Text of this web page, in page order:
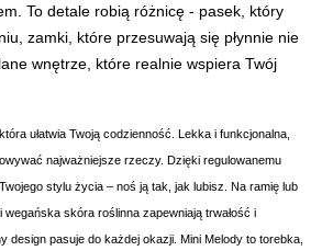
To detale robią różnicę - pasek, który
zamki, które przesuwają się płynnie nie
wnętrze, które realnie wspiera Twój
ułatwia Twoją codzienność. Lekka i funkcjonalna,
najważniejsze rzeczy. Dzięki regulowanemu
stylu życia – noś ją tak, jak lubisz. Na ramię lub
wegańska skóra roślinna zapewniają trwałość i
design pasuje do każdej okazji. Mini Melody to torebka,